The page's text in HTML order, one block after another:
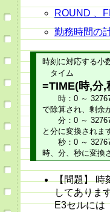
ROUND 、
勤務時間の
時刻に対応する小
タイム
=TIME(時,分,
時：0 ～ 32767
で除算され、剰余
分：0 ～ 32767
と分に変換されま
秒：0 ～ 32767
時、分、秒に変換
【問題】 時
してありま
E3セルには